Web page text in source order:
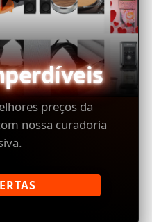
preços da
nossa curadoria